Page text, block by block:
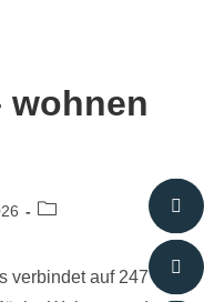
wohnen
verbindet auf 247 m²